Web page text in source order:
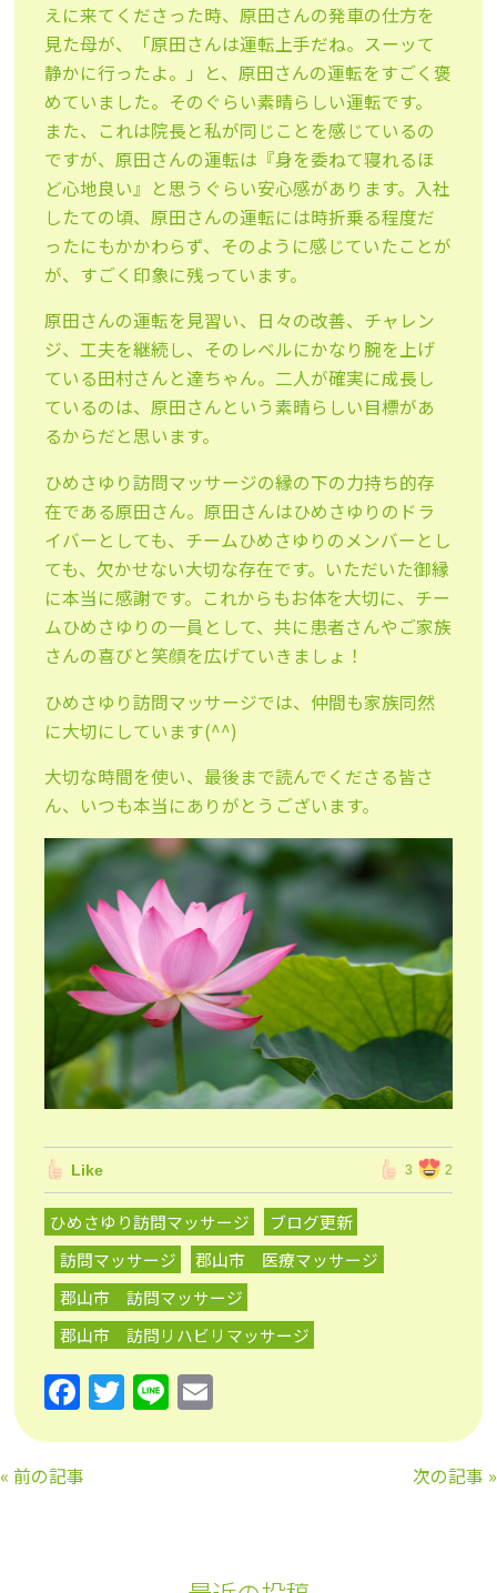
えに来てくださった時、原田さんの発車の仕方を
見た母が、「原田さんは運転上手だね。スーッて
静かに行ったよ。」と、原田さんの運転をすごく褒
めていました。そのぐらい素晴らしい運転です。
また、これは院長と私が同じことを感じているの
ですが、原田さんの運転は『身を委ねて寝れるほ
ど心地良い』と思うぐらい安心感があります。入社
したての頃、原田さんの運転には時折乗る程度だ
ったにもかかわらず、そのように感じていたことが
が、すごく印象に残っています。
原田さんの運転を見習い、日々の改善、チャレン
ジ、工夫を継続し、そのレベルにかなり腕を上げ
ている田村さんと達ちゃん。二人が確実に成長し
ているのは、原田さんという素晴らしい目標があ
るからだと思います。
ひめさゆり訪問マッサージの縁の下の力持ち的存
在である原田さん。原田さんはひめさゆりのドラ
イバーとしても、チームひめさゆりのメンバーとし
ても、欠かせない大切な存在です。いただいた御縁
に本当に感謝です。これからもお体を大切に、チー
ムひめさゆりの一員として、共に患者さんやご家族
さんの喜びと笑顔を広げていきましょ！
ひめさゆり訪問マッサージでは、仲間も家族同然
に大切にしています(^^)
大切な時間を使い、最後まで読んでくださる皆さ
ん、いつも本当にありがとうございます。
Like 3 2
ひめさゆり訪問マッサージ
ブログ更新
訪問マッサージ
郡山市 医療マッサージ
郡山市 訪問マッサージ
郡山市 訪問リハビリマッサージ
F
a
c
e
T
w
Li
n m
« 前の記事 次の記事 »